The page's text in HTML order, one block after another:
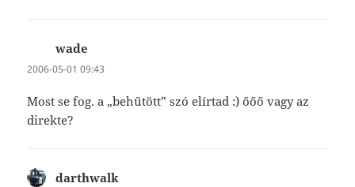
wade
2006-05-01 09:43
Most se fog. a „behűtött” szó elírtad :) őőő vagy az
direkte?
darthwalk